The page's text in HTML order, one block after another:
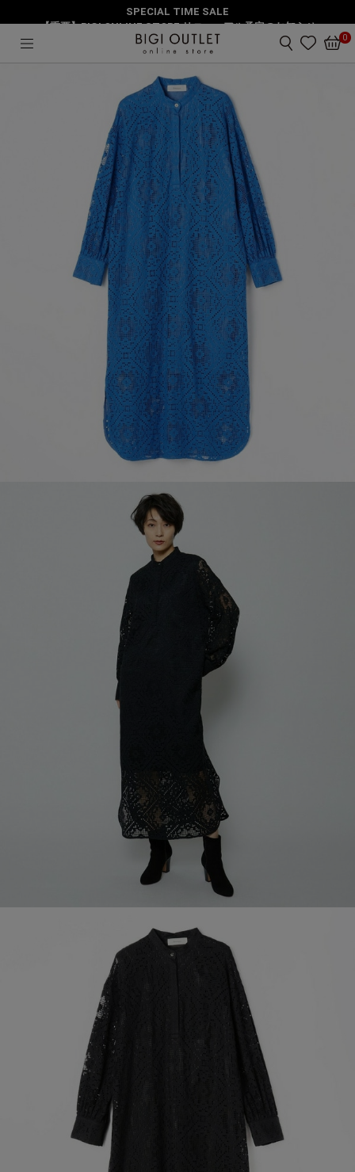
SPECIAL TIME SALE
【重要】BIGI ONLINE STORE リニューアル予定のお知らせ
0
ワンピース
feerique スクエアレーススキッパーワンピース